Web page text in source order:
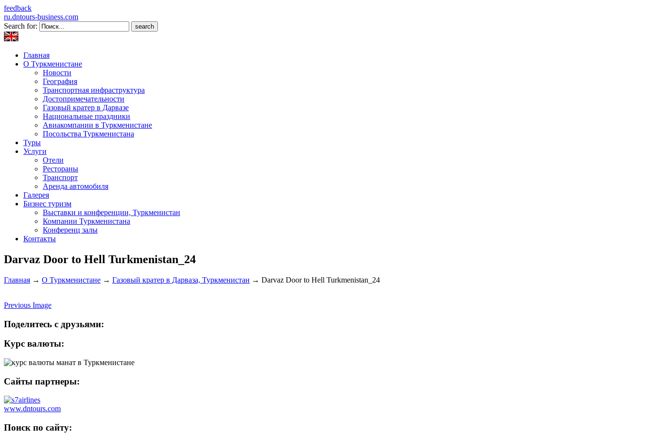
feedback
ru.dntours-business.com
Search for:
Главная
О Туркменистане
Новости
География
Транспортная инфраструктура
Достопримечательности
Газовый кратер в Дарвазе
Национальные праздники
Авиакомпании в Туркменистане
Посольства Туркменистана
Туры
Услуги
Отели
Рестораны
Транспорт
Аренда автомобиля
Галерея
Бизнес туризм
Выставки и конференции, Туркменистан
Компании Туркменистана
Конференц залы
Контакты
Darvaz Door to Hell Turkmenistan_24
Главная → О Туркменистане → Газовый кратер в Дарваза, Туркменистан → Darvaz Door to Hell Turkmenistan_24
Previous Image
Поделитесь с друзьями:
Курс валюты:
Сайты партнеры:
www.dntours.com
Поиск по сайту: